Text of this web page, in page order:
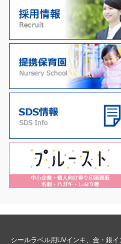
シールラベル用UVインキ、金・銀